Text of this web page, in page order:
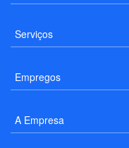
Serviços
Empregos
A Empresa